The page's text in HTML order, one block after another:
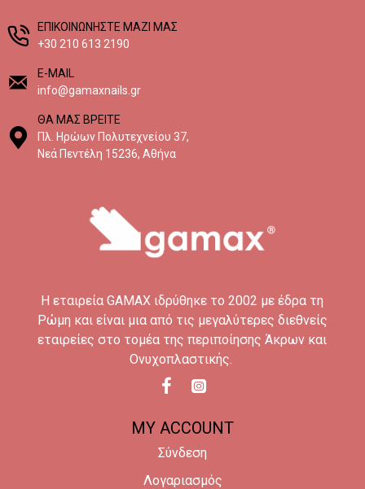
EΠΙΚΟΙΝΩΝΗΣΤΕ ΜΑΖΙ ΜΑΣ
+30 210 613 2190
E-MAIL
info@gamaxnails.gr
ΘΑ ΜΑΣ ΒΡΕΙΤΕ
Πλ. Ηρώων Πολυτεχνείου 37,
Νεά Πεντέλη 15236, Αθήνα
H εταιρεία GAMAX ιδρύθηκε το 2002 με έδρα τη
Ρώμη και είναι μια από τις μεγαλύτερες διεθνείς
εταιρείες στο τομέα της περιποίησης Άκρων και
Ονυχοπλαστικής.
MY ACCOUNT
Σύνδεση
Λογαριασμός